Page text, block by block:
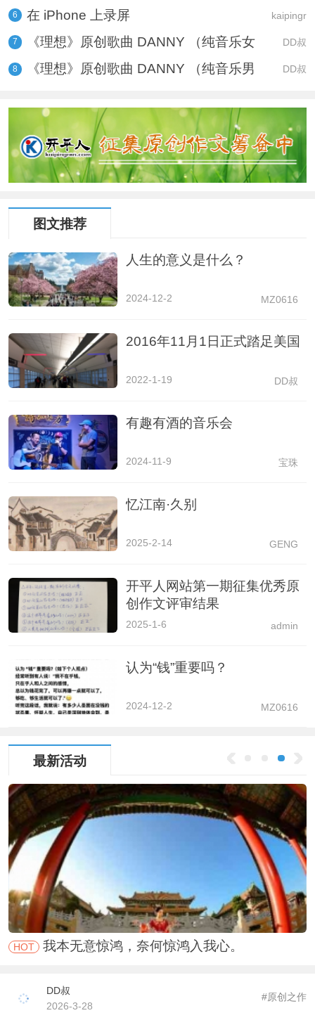
6 在 iPhone 上录屏 kaipingr
7 《理想》原创歌曲 DANNY （纯音乐女 DD叔
8 《理想》原创歌曲 DANNY （纯音乐男 DD叔
图文推荐
人生的意义是什么？
2024-12-2 MZ0616
2016年11月1日正式踏足美国
2022-1-19 DD叔
有趣有酒的音乐会
2024-11-9 宝珠
忆江南·久别
2025-2-14 GENG
开平人网站第一期征集优秀原
创作文评审结果
2025-1-6 admin
认为“钱”重要吗？
2024-12-2 MZ0616
最新活动
1 2
HOT 我本无意惊鸿，奈何惊鸿入我心。
DD叔
2026-3-28
#原创之作